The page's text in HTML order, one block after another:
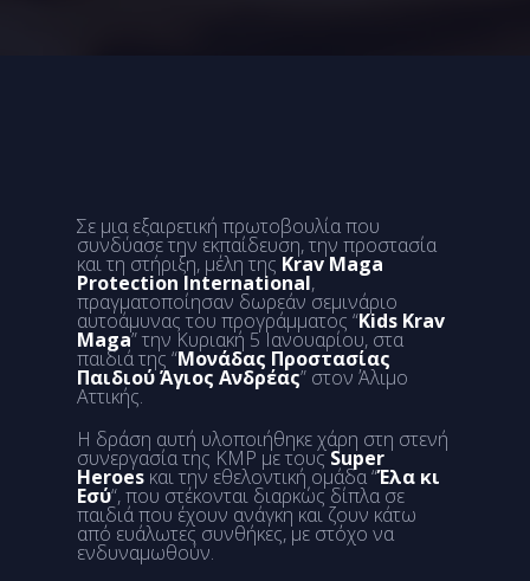
Σε μια εξαιρετική πρωτοβουλία που
συνδύασε την εκπαίδευση, την προστασία
και τη στήριξη, μέλη της Krav Maga
Protection International,
πραγματοποίησαν δωρεάν σεμινάριο
αυτοάμυνας του προγράμματος “Kids Krav
Maga” την Κυριακή 5 Ιανουαρίου, στα
παιδιά της “Μονάδας Προστασίας
Παιδιού Άγιος Ανδρέας” στον Άλιμο
Αττικής.
Η δράση αυτή υλοποιήθηκε χάρη στη στενή
συνεργασία της ΚΜP με τουςSuper
Heroes και την εθελοντική ομάδα “Έλα κι
Εσύ“, που στέκονται διαρκώς δίπλα σε
παιδιά που έχουν ανάγκη και ζουν κάτω
από ευάλωτες συνθήκες, με στόχο να
ενδυναμωθούν.